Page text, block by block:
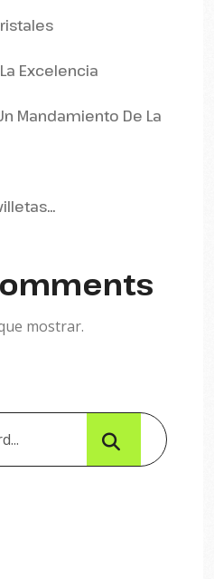
Excelencia
Mandamiento De La
mostrar.